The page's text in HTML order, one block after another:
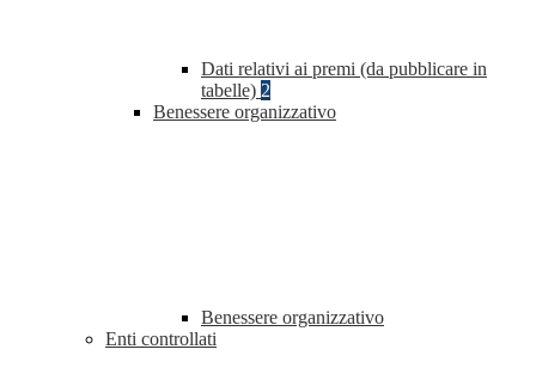
Dati relativi ai premi (da pubblicare in
tabelle) 2
Benessere organizzativo
Benessere organizzativo
Enti controllati